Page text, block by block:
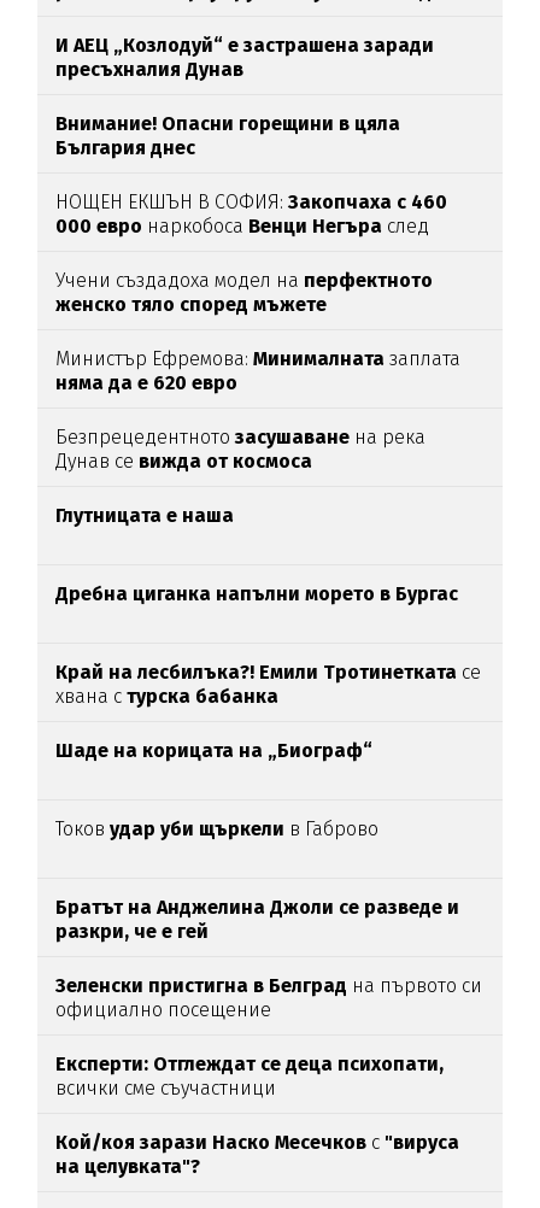
И АЕЦ „Козлодуй“ е застрашена заради
пресъхналия Дунав
Внимание! Опасни горещини в цяла
България днес
НОЩЕН ЕКШЪН В СОФИЯ:Закопчаха с 460
000 евро наркобоса Венци Негъра след
Учени създадоха модел на перфектното
женско тяло според мъжете
Министър Ефремова:Минималната заплата
няма да е 620 евро
Безпрецедентнотозасушаване на река
Дунав се вижда от космоса
Глутницата е наша
Дребна циганка напълни морето в Бургас
Край на лесбилъка?! Емили Тротинетката се
хвана с турска бабанка
Шаде на корицата на „Биограф“
Токовудар уби щъркели в Габрово
Братът на Анджелина Джоли се разведе и
разкри, че е гей
Зеленски пристигна в Белград на първото си
официално посещение
Експерти: Отглеждат се деца психопати,
всички сме съучастници
Кой/коя зарази Наско Месечков с "вируса
на целувката"?